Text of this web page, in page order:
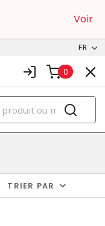
Voir
FR
0
TRIER PAR